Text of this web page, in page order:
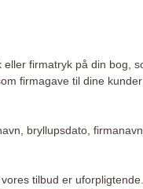
firmatryk på din bog,
firmagave til dine
bryllupsdato,
tilbud er